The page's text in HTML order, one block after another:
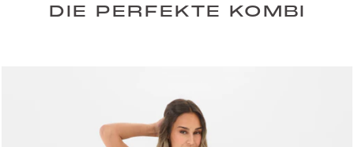
DIE PERFEKTE KOMBI